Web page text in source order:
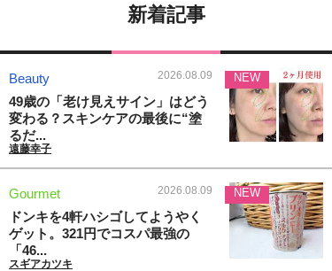
新着記事
Beauty 2026.08.09
49歳の「老け見えサイン」はどう
変わる？スキンケアの最後に“塗
るだ...
遠藤幸子
NEW
Gourmet 2026.08.09
ドンキを4軒ハシゴしてようやく
ゲット。321円でコスパ最強の
「46...
スギアカツキ
NEW